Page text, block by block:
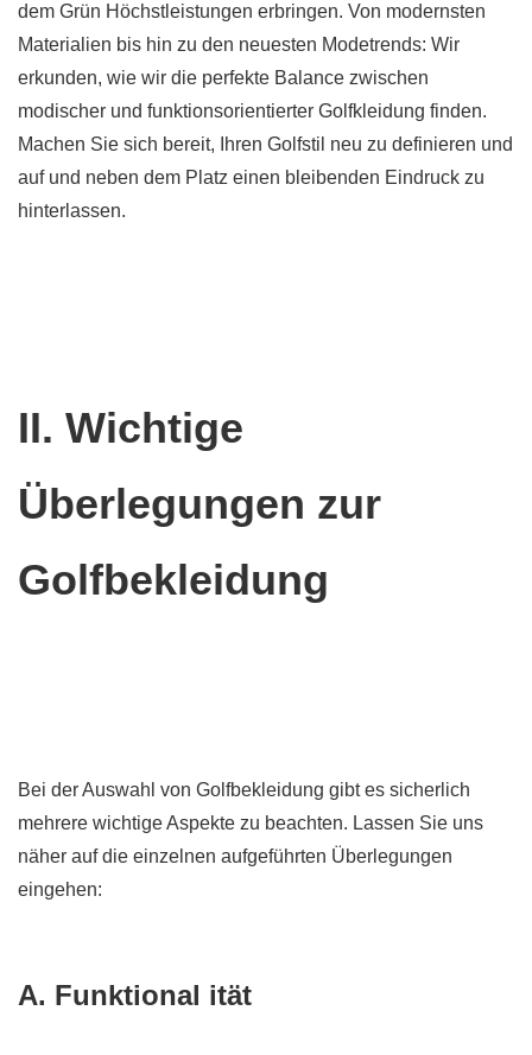
dem Grün Höchstleistungen erbringen. Von modernsten
Materialien bis hin zu den neuesten Modetrends: Wir
erkunden, wie wir die perfekte Balance zwischen
modischer und funktionsorientierter Golfkleidung finden.
Machen Sie sich bereit, Ihren Golfstil neu zu definieren und
auf und neben dem Platz einen bleibenden Eindruck zu
hinterlassen.
II. Wichtige
Überlegungen zur
Golfbekleidung
Bei der Auswahl von Golfbekleidung gibt es sicherlich
mehrere wichtige Aspekte zu beachten. Lassen Sie uns
näher auf die einzelnen aufgeführten Überlegungen
eingehen:
A. Funktional ität